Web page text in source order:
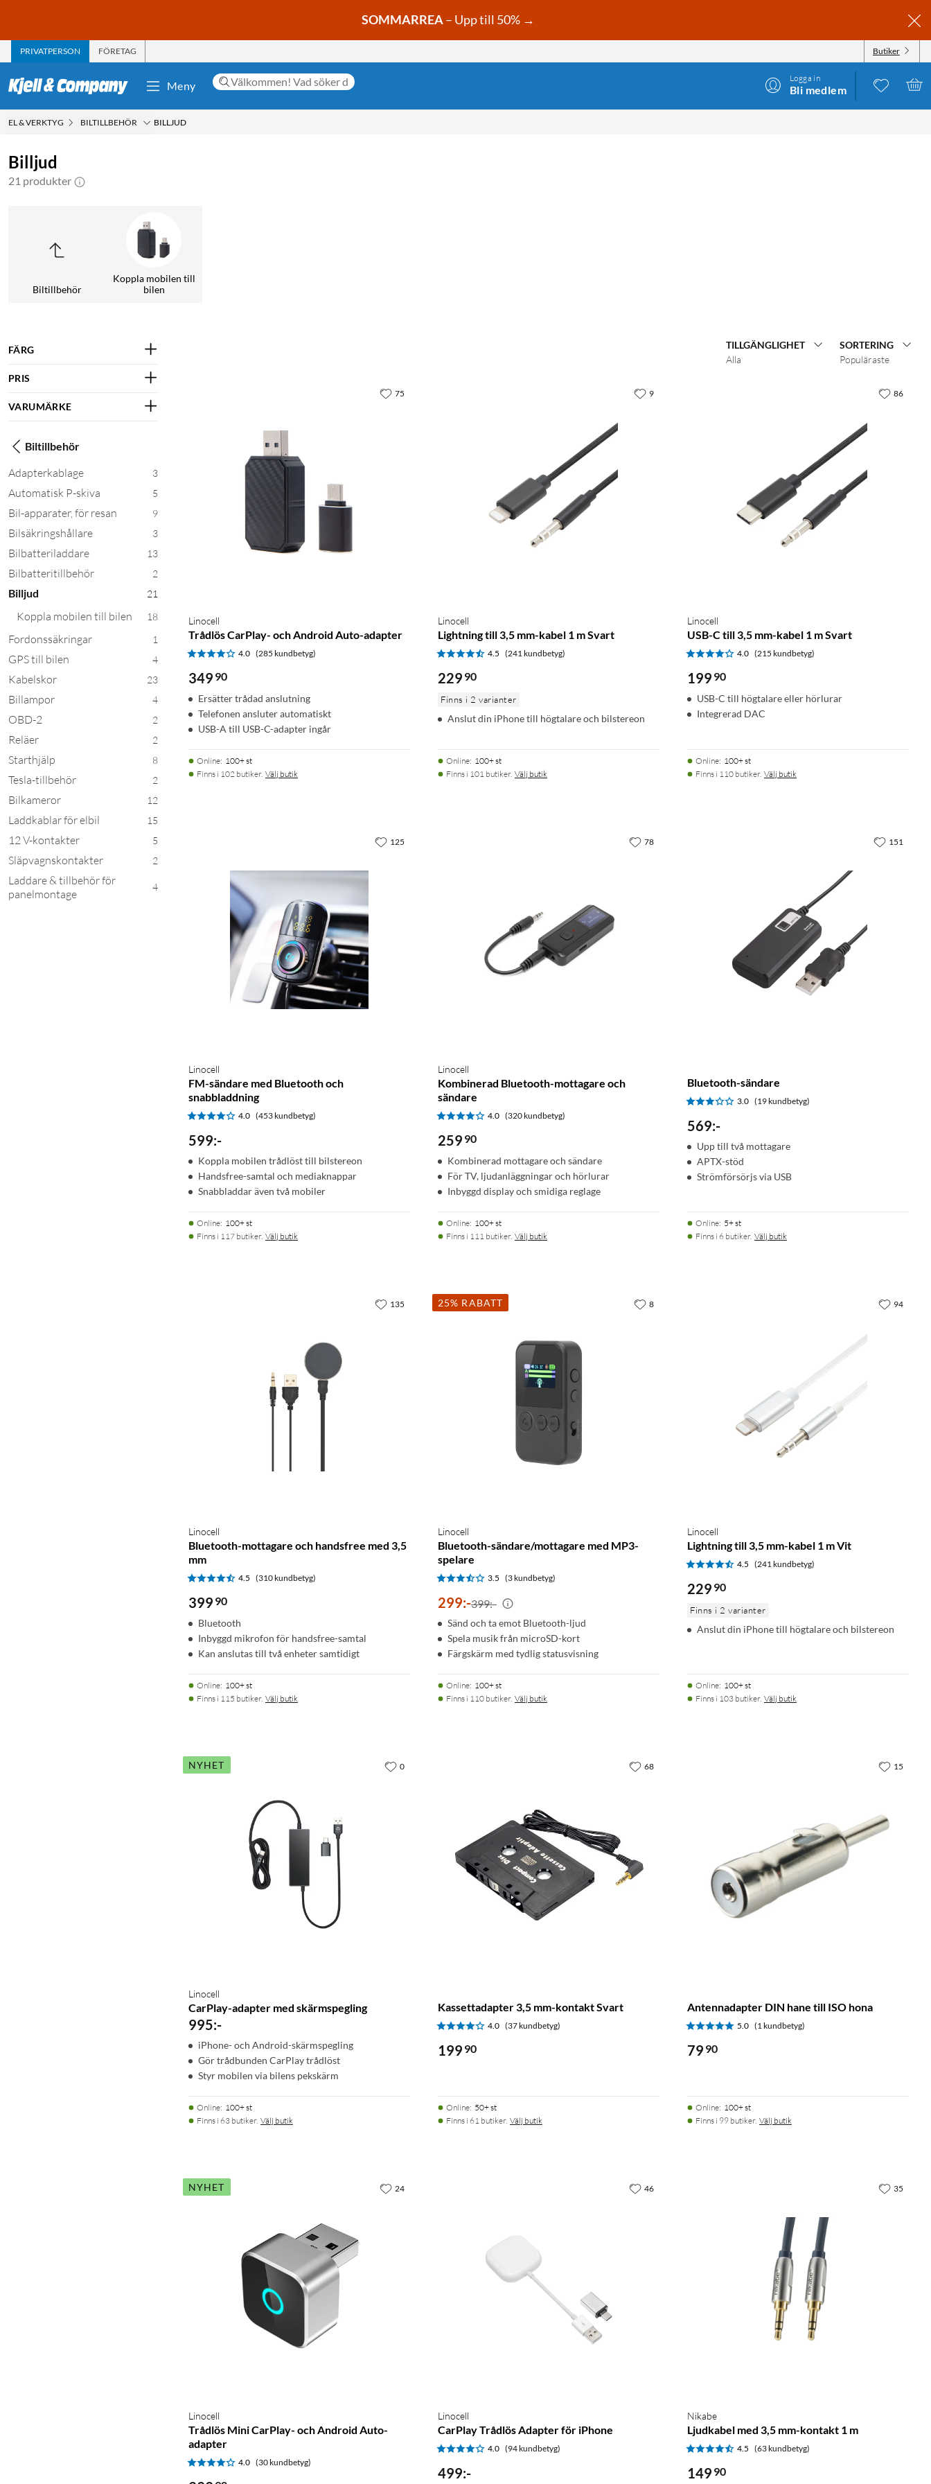
SOMMARREA– Upp till 50% →
PRIVATPERSON FÖRETAG Butiker
Meny
Logga in
Bli medlem
EL & VERKTYG BILTILLBEHÖR BILLJUD
Billjud
21 produkter
Biltillbehör
Koppla mobilen till
bilen
FÄRG
PRIS
VARUMÄRKE
Biltillbehör
Adapterkablage 3
Automatisk P-skiva 5
Bil-apparater, för resan 9
Bilsäkringshållare 3
Bilbatteriladdare 13
Bilbatteritillbehör 2
Billjud 21
Koppla mobilen till bilen 18
Fordonssäkringar 1
GPS till bilen 4
Kabelskor 23
Billampor 4
OBD-2 2
Reläer 2
Starthjälp 8
Tesla-tillbehör 2
Bilkameror 12
Laddkablar för elbil 15
12 V-kontakter 5
Släpvagnskontakter 2
Laddare & tillbehör för
panelmontage
4
TILLGÄNGLIGHET
Alla
SORTERING
Populäraste
Linocell
Trådlös CarPlay- och Android Auto-adapter
4.0 (285 kundbetyg)
349 90
Ersätter trådad anslutning
Telefonen ansluter automatiskt
USB-A till USB-C-adapter ingår
Online: 100+ st
Finns i 102 butiker. Välj butik
75
Linocell
Lightning till 3,5 mm-kabel 1 m Svart
4.5 (241 kundbetyg)
229 90
Finns i 2 varianter
Anslut din iPhone till högtalare och bilstereon
Online: 100+ st
Finns i 101 butiker. Välj butik
9
Linocell
USB-C till 3,5 mm-kabel 1 m Svart
4.0 (215 kundbetyg)
199 90
USB-C till högtalare eller hörlurar
Integrerad DAC
Online: 100+ st
Finns i 110 butiker. Välj butik
86
Linocell
FM-sändare med Bluetooth och
snabbladdning
4.0 (453 kundbetyg)
599:-
Koppla mobilen trådlöst till bilstereon
Handsfree-samtal och mediaknappar
Snabbladdar även två mobiler
Online: 100+ st
Finns i 117 butiker. Välj butik
125
Linocell
Kombinerad Bluetooth-mottagare och
sändare
4.0 (320 kundbetyg)
259 90
Kombinerad mottagare och sändare
För TV, ljudanläggningar och hörlurar
Inbyggd display och smidiga reglage
Online: 100+ st
Finns i 111 butiker. Välj butik
78
Bluetooth-sändare
3.0 (19 kundbetyg)
569:-
Upp till två mottagare
APTX-stöd
Strömförsörjs via USB
Online: 5+ st
Finns i 6 butiker. Välj butik
151
Linocell
Bluetooth-mottagare och handsfree med 3,5
mm
4.5 (310 kundbetyg)
399 90
Bluetooth
Inbyggd mikrofon för handsfree-samtal
Kan anslutas till två enheter samtidigt
Online: 100+ st
Finns i 115 butiker. Välj butik
135 25% RABATT
Linocell
Bluetooth-sändare/mottagare med MP3-
spelare
3.5 (3 kundbetyg)
299:-399:-
Sänd och ta emot Bluetooth-ljud
Spela musik från microSD-kort
Färgskärm med tydlig statusvisning
Online: 100+ st
Finns i 110 butiker. Välj butik
8
Linocell
Lightning till 3,5 mm-kabel 1 m Vit
4.5 (241 kundbetyg)
229 90
Finns i 2 varianter
Anslut din iPhone till högtalare och bilstereon
Online: 100+ st
Finns i 103 butiker. Välj butik
94
NYHET
Linocell
CarPlay-adapter med skärmspegling
995:-
iPhone- och Android-skärmspegling
Gör trådbunden CarPlay trådlöst
Styr mobilen via bilens pekskärm
Online: 100+ st
Finns i 63 butiker. Välj butik
0
Kassettadapter 3,5 mm-kontakt Svart
4.0 (37 kundbetyg)
199 90
Online: 50+ st
Finns i 61 butiker. Välj butik
68
Antennadapter DIN hane till ISO hona
5.0 (1 kundbetyg)
79 90
Online: 100+ st
Finns i 99 butiker. Välj butik
15
NYHET
Linocell
Trådlös Mini CarPlay- och Android Auto-
adapter
4.0 (30 kundbetyg)
24
Linocell
CarPlay Trådlös Adapter för iPhone
4.0 (94 kundbetyg)
499:-
46
Nikabe
Ljudkabel med 3,5 mm-kontakt 1 m
4.5 (63 kundbetyg)
149 90
35